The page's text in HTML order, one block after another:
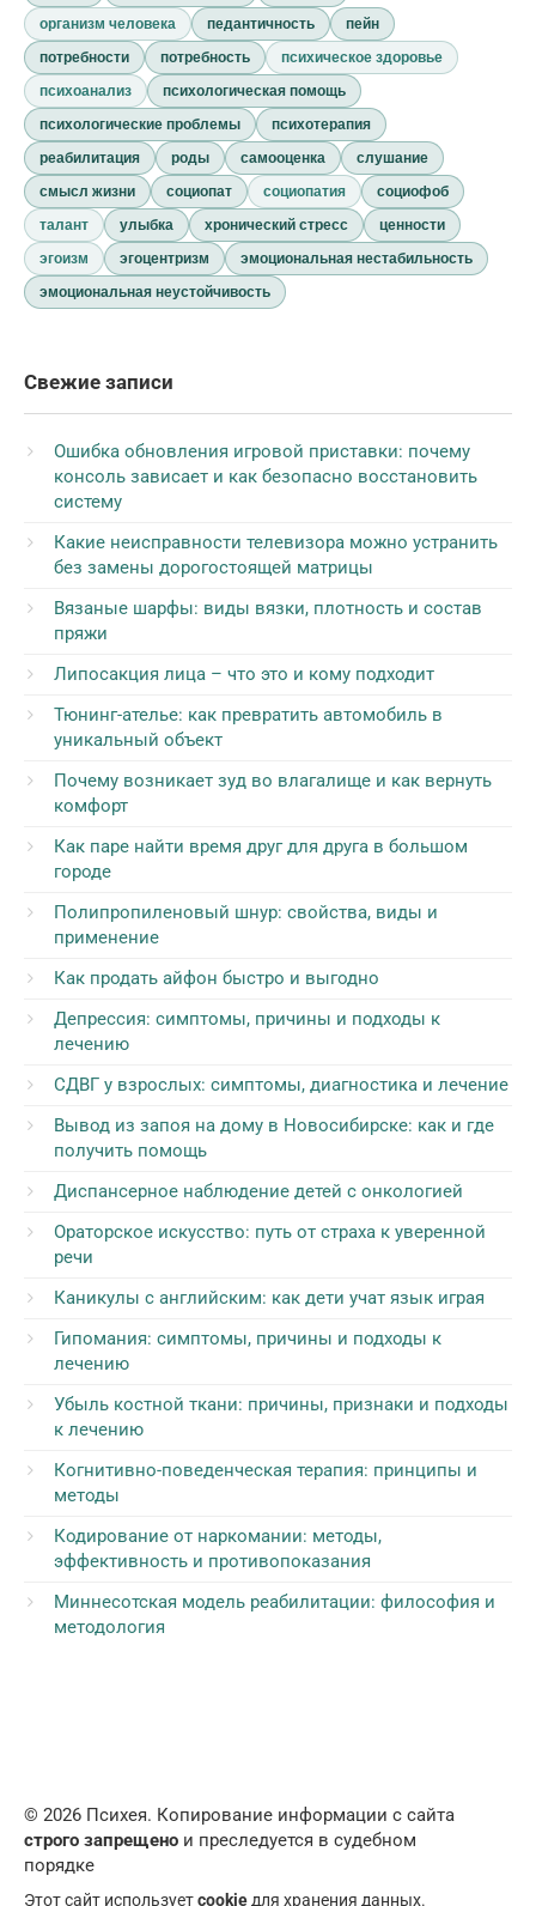
организм человека
педантичность
пейн
потребности
потребность
психическое здоровье
психоанализ
психологическая помощь
психологические проблемы
психотерапия
реабилитация
роды самооценка
слушание
смысл жизни
социопат социопатия
социофоб
талант
улыбка хронический стресс
ценности
эгоизм
эгоцентризм
эмоциональная нестабильность
эмоциональная неустойчивость
Свежие записи
Ошибка обновления игровой приставки: почему
консоль зависает и как безопасно восстановить
систему
Какие неисправности телевизора можно устранить
без замены дорогостоящей матрицы
Вязаные шарфы: виды вязки, плотность и состав
пряжи
Липосакция лица – что это и кому подходит
Тюнинг-ателье: как превратить автомобиль в
уникальный объект
Почему возникает зуд во влагалище и как вернуть
комфорт
Как паре найти время друг для друга в большом
городе
Полипропиленовый шнур: свойства, виды и
применение
Как продать айфон быстро и выгодно
Депрессия: симптомы, причины и подходы к
лечению
СДВГ у взрослых: симптомы, диагностика и лечение
Вывод из запоя на дому в Новосибирске: как и где
получить помощь
Диспансерное наблюдение детей с онкологией
Ораторское искусство: путь от страха к уверенной
речи
Каникулы с английским: как дети учат язык играя
Гипомания: симптомы, причины и подходы к
лечению
Убыль костной ткани: причины, признаки и подходы
к лечению
Когнитивно-поведенческая терапия: принципы и
методы
Кодирование от наркомании: методы,
эффективность и противопоказания
Миннесотская модель реабилитации: философия и
методология
© 2026 Психея. Копирование информации с сайта
строго запрещено и преследуется в судебном
порядке
Этот сайт используетcookie для хранения данных.